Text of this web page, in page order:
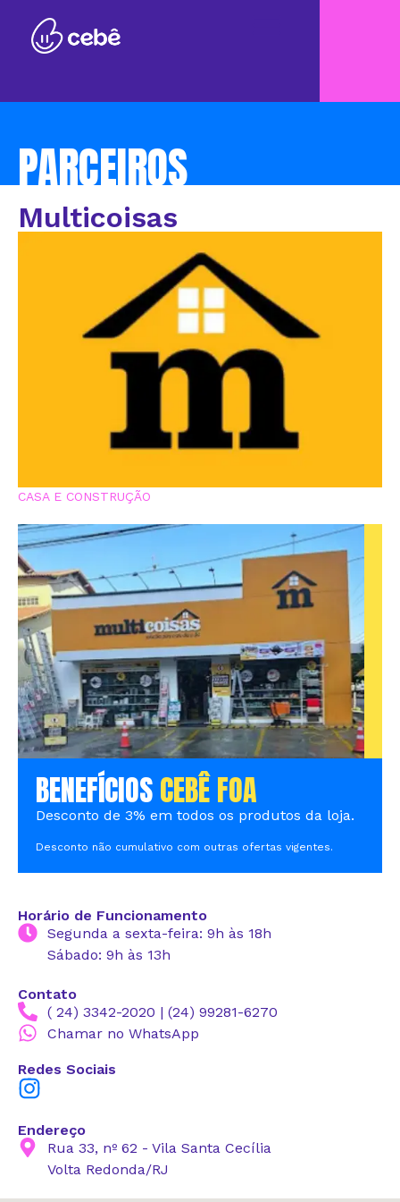
PARCEIROS
Multicoisas
CASA E CONSTRUÇÃO
BENEFÍCIOSCEBÊ FOA
Desconto de 3% em todos os produtos da loja.
Desconto não cumulativo com outras ofertas vigentes.
Horário de Funcionamento
Segunda a sexta-feira: 9h às 18h
Sábado: 9h às 13h
Contato
( 24) 3342-2020 | (24) 99281-6270
Chamar no WhatsApp
Redes Sociais
Endereço
Rua 33, nº 62 - Vila Santa Cecília
Volta Redonda/RJ